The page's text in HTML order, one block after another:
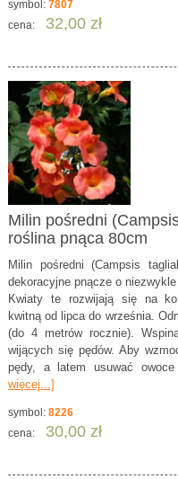
symbol: 7807
cena:
32,00 zł
Milin pośredni
roślina pnąca 80cm
Milin pośredni (Campsis
dekoracyjne pnącze o
Kwiaty te rozwijają się na
kwitną od lipca do września.
(do 4 metrów rocznie).
wijących się pędów. Aby
pędy, a latem usuwać
więcej...]
symbol: 8226
cena:
30,00 zł